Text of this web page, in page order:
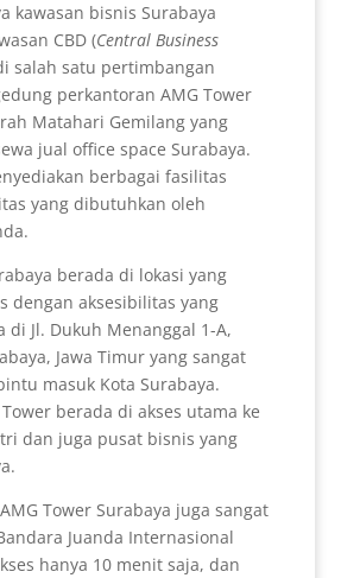
kawasan bisnis Surabaya
CBD (Central Business
salah satu pertimbangan
perkantoran AMG Tower
Matahari Gemilang yang
jual office space Surabaya.
berbagai fasilitas
yang dibutuhkan oleh
berada di lokasi yang
dengan aksesibilitas yang
di Jl. Dukuh Menanggal 1-A,
Jawa Timur yang sangat
masuk Kota Surabaya.
berada di akses utama ke
dan juga pusat bisnis yang
Tower Surabaya juga sangat
Juanda Internasional
hanya 10 menit saja, dan